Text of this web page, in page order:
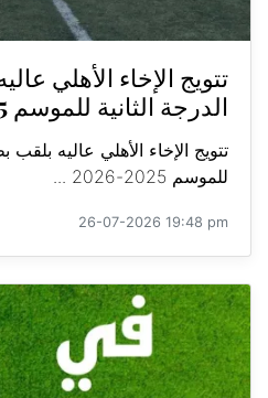
تتويج الإخاء الأهلي
الدرجة الثانية للموسم 2025-2026
تتويج الإخاء الأهلي عاليه بلقب
للموسم 2025-2026 ...
26-07-2026 19:48 pm